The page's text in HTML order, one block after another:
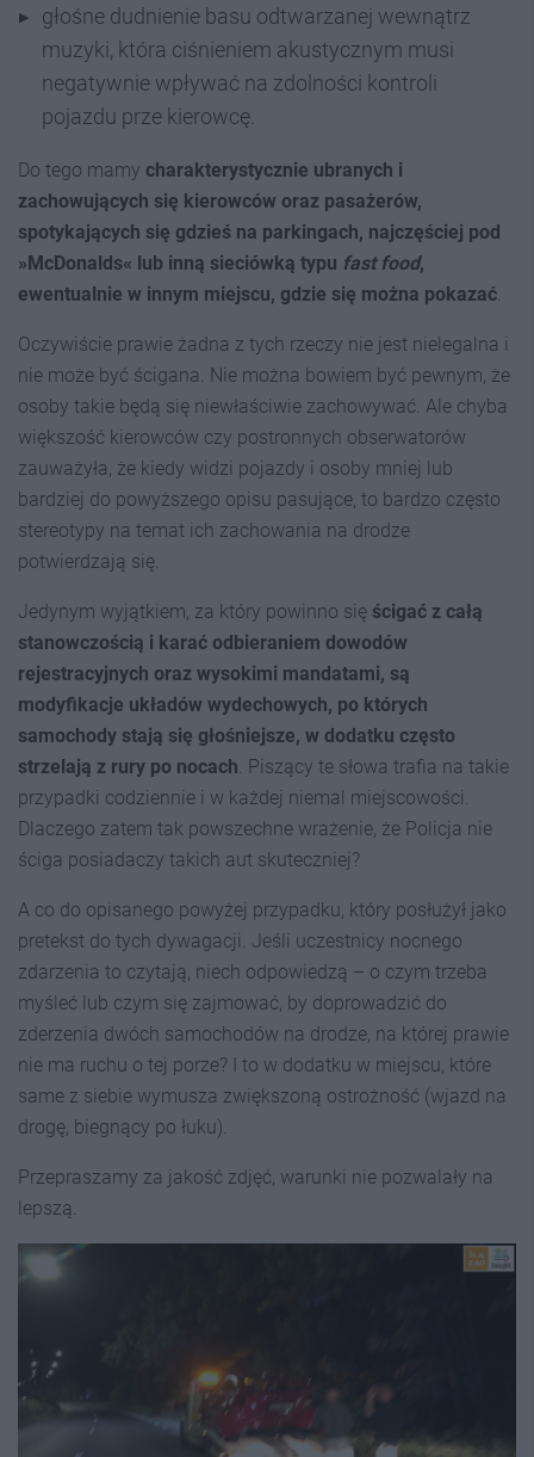
głośne dudnienie basu odtwarzanej wewnątrz
muzyki, która ciśnieniem akustycznym musi
negatywnie wpływać na zdolności kontroli
pojazdu prze kierowcę.
Do tego mamy charakterystycznie ubranych i
zachowujących się kierowców oraz pasażerów,
spotykających się gdzieś na parkingach, najczęściej pod
»McDonalds« lub inną sieciówką typu fast food,
ewentualnie w innym miejscu, gdzie się można pokazać.
Oczywiście prawie żadna z tych rzeczy nie jest nielegalna i
nie może być ścigana. Nie można bowiem być pewnym, że
osoby takie będą się niewłaściwie zachowywać. Ale chyba
większość kierowców czy postronnych obserwatorów
zauważyła, że kiedy widzi pojazdy i osoby mniej lub
bardziej do powyższego opisu pasujące, to bardzo często
stereotypy na temat ich zachowania na drodze
potwierdzają się.
Jedynym wyjątkiem, za który powinno się ścigać z całą
stanowczością i karać odbieraniem dowodów
rejestracyjnych oraz wysokimi mandatami, są
modyfikacje układów wydechowych, po których
samochody stają się głośniejsze, w dodatku często
strzelają z rury po nocach. Piszący te słowa trafia na takie
przypadki codziennie i w każdej niemal miejscowości.
Dlaczego zatem tak powszechne wrażenie, że Policja nie
ściga posiadaczy takich aut skuteczniej?
A co do opisanego powyżej przypadku, który posłużył jako
pretekst do tych dywagacji. Jeśli uczestnicy nocnego
zdarzenia to czytają, niech odpowiedzą – o czym trzeba
myśleć lub czym się zajmować, by doprowadzić do
zderzenia dwóch samochodów na drodze, na której prawie
nie ma ruchu o tej porze? I to w dodatku w miejscu, które
same z siebie wymusza zwiększoną ostrożność (wjazd na
drogę, biegnący po łuku).
Przepraszamy za jakość zdjęć, warunki nie pozwalały na
lepszą.